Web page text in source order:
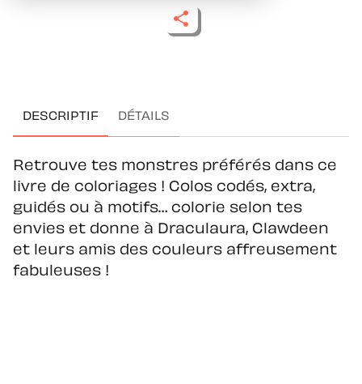
DESCRIPTIF DÉTAILS
Retrouve tes monstres préférés dans ce
livre de coloriages ! Colos codés, extra,
guidés ou à motifs… colorie selon tes
envies et donne à Draculaura, Clawdeen
et leurs amis des couleurs affreusement
fabuleuses !